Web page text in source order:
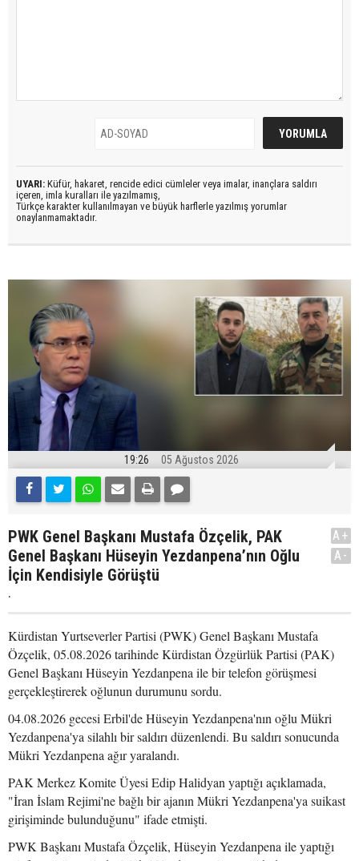
UYARI: Küfür, hakaret, rencide edici cümleler veya imalar, inançlara saldırı
içeren, imla kuralları ile yazılmamış,
Türkçe karakter kullanılmayan ve büyük harflerle yazılmış yorumlar
onaylanmamaktadır.
19:26 05 Ağustos 2026
PWK Genel Başkanı Mustafa Özçelik, PAK
Genel Başkanı Hüseyin Yezdanpena’nın Oğlu
İçin Kendisiyle Görüştü
.
A+
A-
Kürdistan Yurtseverler Partisi (PWK) Genel Başkanı Mustafa
Özçelik, 05.08.2026 tarihinde Kürdistan Özgürlük Partisi (PAK)
Genel Başkanı Hüseyin Yezdanpena ile bir telefon görüşmesi
gerçekleştirerek oğlunun durumunu sordu.
04.08.2026 gecesi Erbil'de Hüseyin Yezdanpena'nın oğlu Mükri
Yezdanpena'ya silahlı bir saldırı düzenlendi. Bu saldırı sonucunda
Mükri Yezdanpena ağır yaralandı.
PAK Merkez Komite Üyesi Edip Halidyan yaptığı açıklamada,
"İran İslam Rejimi'ne bağlı bir ajanın Mükri Yezdanpena'ya suikast
girişiminde bulunduğunu" ifade etmişti.
PWK Başkanı Mustafa Özçelik, Hüseyin Yezdanpena ile yaptığı